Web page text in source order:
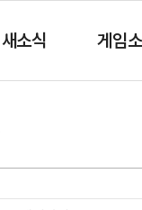
새소식 게임